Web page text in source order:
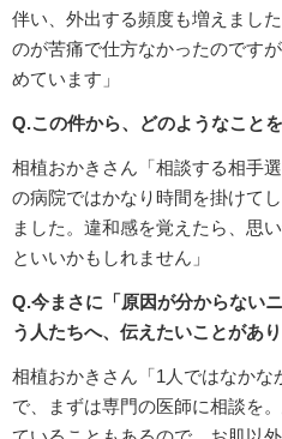
伴い、外出する頻度も増えまし
のが苦痛で仕方なかったのです
めています」
Q.この件から、どのようなこと
相植おかきさん「相談する相手
の病院ではかなり時間を掛けて
ました。違和感を覚えたら、思
といいかもしれません」
Q.今まさに「原因が分からない
う人たちへ、伝えたいことがあり
相植おかきさん「1人ではなか
で、まずは専門の医師に相談を